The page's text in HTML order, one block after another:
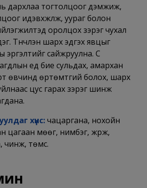
дархлаа тогтолцоог дэмжиж,
идэвхжүүлж, уураг болон
оролцох зэрэг чухал
Түүнчлэн шарх эдгэх явцыг
эргэлтийг сайжруулна. С
үед бие сульдах, амархан
өвчинд өртөмтгий болох, шарх
цус гарах зэрэг шинж
хүнс:чацаргана, нохойн
цагаан мөөг, нимбэг, жүрж,
төмс.